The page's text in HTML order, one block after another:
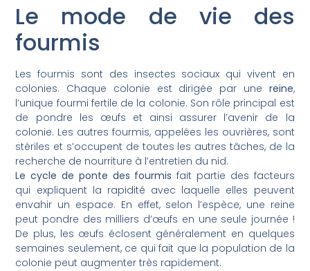
Le mode de vie des
fourmis
Les fourmis sont des insectes sociaux qui vivent en
colonies. Chaque colonie est dirigée par une reine,
l’unique fourmi fertile de la colonie. Son rôle principal est
de pondre les œufs et ainsi assurer l’avenir de la
colonie. Les autres fourmis, appelées les ouvrières, sont
stériles et s’occupent de toutes les autres tâches, de la
recherche de nourriture à l’entretien du nid.
Le cycle de ponte des fourmis fait partie des facteurs
qui expliquent la rapidité avec laquelle elles peuvent
envahir un espace. En effet, selon l’espèce, une reine
peut pondre des milliers d’œufs en une seule journée !
De plus, les œufs éclosent généralement en quelques
semaines seulement, ce qui fait que la population de la
colonie peut augmenter très rapidement.